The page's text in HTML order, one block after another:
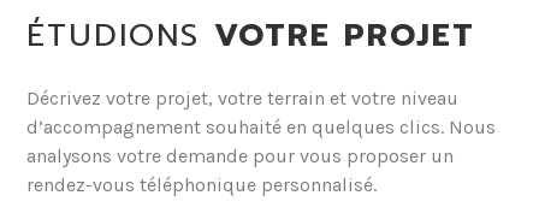
ÉTUDIONSVOTRE PROJET
Décrivez votre projet, votre terrain et votre niveau
d’accompagnement souhaité en quelques clics. Nous
analysons votre demande pour vous proposer un
rendez-vous téléphonique personnalisé.